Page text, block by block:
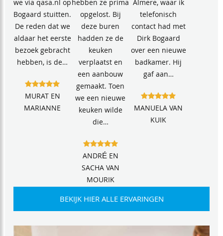
we via qasa.nl op
Bogaard stuitten.
De reden dat we
aldaar het eerste
bezoek gebracht
hebben, is de…
MURAT EN
MARIANNE
hebben ze prima
opgelost. Bij
deze buren
hadden ze de
keuken
verplaatst en
een aanbouw
gemaakt. Toen
we een nieuwe
keuken wilde
die…
ANDRÉ EN
SACHA VAN
MOURIK
Almere, waar ik
telefonisch
contact had met
Dirk Bogaard
over een nieuwe
badkamer. Hij
gaf aan…
MANUELA VAN
KUIK
BEKIJK HIER ALLE ERVARINGEN